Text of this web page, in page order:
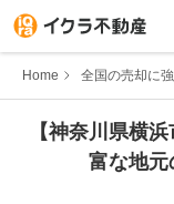
はじめての方へ
Home 全国の売却に
【神奈川県横浜
富な地元